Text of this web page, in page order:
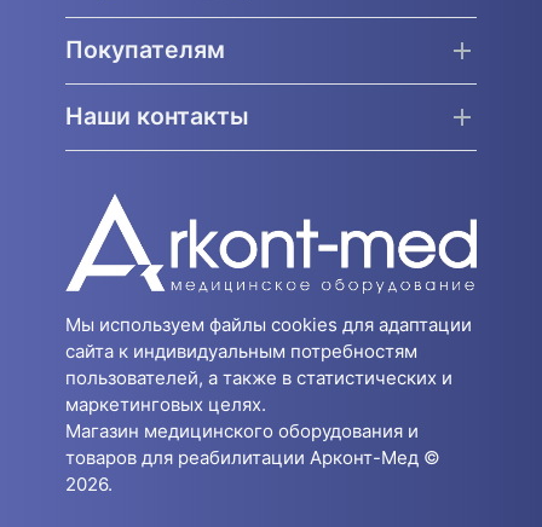
Покупателям
Наши контакты
Мы используем файлы cookies для адаптации
сайта к индивидуальным потребностям
пользователей, а также в статистических и
маркетинговых целях.
Магазин медицинского оборудования и
товаров для реабилитации Арконт-Мед ©
2026.